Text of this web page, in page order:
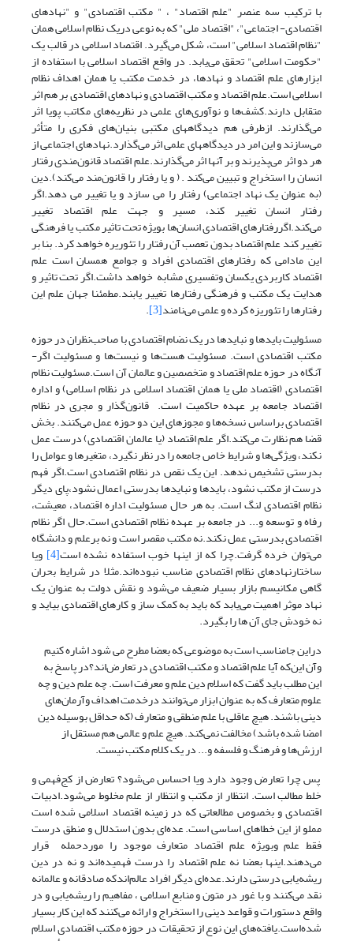
با ترکیب سه عنصر "علم اقتصاد" ، " مکتب اقتصادی" و "نهادهای
اقتصادی- اجتماعی"، "اقتصاد ملی" که به نوعی دریک نظام اسلامی همان
"نظام اقتصاد اسلامی" است، شکل می‌گیرد. اقتصاد اسلامی در قالب یک
"حکومت اسلامی" تحقق می‌یابد. در واقع اقتصاد اسلامی با استفاده از
ابزارهای علم اقتصاد و نهادها، در خدمت مکتب یا همان اهداف نظام
اسلامی است.علم اقتصاد و مکتب اقتصادی و نهادهای اقتصادی بر هم اثر
متقابل دارند.کشف‌ها و نوآوری‌های علمی در نظریه‌های مکاتب پویا اثر
می‌گذارند. ازطرفی هم دیدگاههای مکتبی بنیان‌های فکری را متأثر
می‌سازند و این امر در دیدگاههای علمی اثر می‌گذارد.نهادهای اجتماعی از
هر دو اثر می‌پذیرند و بر آنها اثر می‌گذارند.علم اقتصاد قانون‌مندی رفتار
انسان را استخراج و تبیین می‌کند . ( و یا رفتار را قانون‌مند می‌کند).دین
(‌به عنوان یک نهاد اجتماعی) رفتار را می سازد و یا تغییر می دهد.اگر
رفتار انسان تغییر کند، مسیر و جهت علم اقتصاد تغییر
می‌کند.اگررفتارهای اقتصادی انسان‌ها بویژه تحت تاثیر مکتب یا فرهنگی
تغییر کند علم اقتصاد بدون تعصب آن رفتار را تئوریره خواهد کرد. بنا بر
این مادامی که رفتارهای اقتصادی افراد و جوامع همسان است علم
اقتصاد کاربردی یکسان وتفسیری مشابه خواهد داشت.اگر تحت تاثیر و
هدایت یک مکتب و فرهنگی رفتارها تغییر یابند.مطمئنا جهان علم این
رفتارها را تئوریزه کرده و علمی می‌نامند[3]
.
مسئولیت بایدها و نبایدها در یک نضام اقتصادی با صاحب‌نظران در حوزه
مکتب اقتصادی است. مسئولیت هست‌ها و نیست‌ها و مسئولیت اگر-
آنگاه در حوزه علم اقتصاد و متخصصین و عالمان آن است.مسئولیت نظام
اقتصادی (اقتصاد ملی یا همان اقتصاد اسلامی در نظام اسلامی) و اداره
اقتصاد جامعه بر عهده حاکمیت است. قانون‌گذار و مجری در نظام
اقتصادی براساس نسخه‌ها و مجوزهای این دو حوزه عمل می‌کنند. بخش
قضا هم نظارت می‌کند.اگر علم اقتصاد (یا عالمان اقتصادی) درست عمل
نکند، ویژگی‌ها و شرایط خاص جامعه را در نظر نگیرد، متغیرها و عوامل را
بدرستی تشخیص ندهد. این یک نقص در نظام اقتصادی است.اگر فهم
درست از مکتب نشود، بایدها و نبایدها بدرستی اعمال نشود،پای دیگر
نظام اقتصادی لنگ است. به هر حال مسئولیت اداره اقتصاد، معیشت،
رفاه و توسعه و... در جامعه بر عهده نظام اقتصادی است.حال اگر نظام
اقتصادی بدرستی عمل نکند.نه مکتب مقصر است و نه برعلم و دانشگاه
می‌توان خرده گرفت.چرا که از اینها خوب استفاده نشده است[4] ویا
ساختارنهادهای نظام اقتصادی مناسب نبوده‌اند.مثلا در شرایط بحران
گاهی مکانیسم بازار بسیار ضعیف می‌شود و نقش دولت به عنوان یک
نهاد موثر اهمیت می‌یابد که باید به کمک ساز و کارهای اقتصادی بیاید و
نه خودش جای آن ها را بگیرد.
دراین جامناسب است به موضوعی که بعضا مطرح می شود اشاره کنیم
وآن این‌که آیا علم اقتصاد و مکتب اقتصادی در تعارض‌اند؟در پاسخ به
این مطلب باید گفت که اسلام دین علم و معرفت است. چه علم دین و چه
علوم متعارف که به عنوان ابزار می‌توانند درخدمت اهداف وآرمان‌های
دینی باشند. هیچ عاقلی با علم منطقی و متعارف (که حداقل بوسیله دین
امضا شده باشد) مخالفت نمی‌کند. هیچ علم و عالمی هم مستقل از
ارزش‌ها و فرهنگ و فلسفه و... در یک کلام مکتب نیست.
پس چرا تعارض وجود دارد ویا احساس می‌شود؟ تعارض از کج‌فهمی و
خلط مطالب است. انتظار از مکتب و انتظار از علم مخلوط می‌شود.ادبیات
اقتصادی و بخصوص مطالعاتی که در زمینه اقتصاد اسلامی شده است
مملو از این خطاهای اساسی است. عده‌ای بدون استدلال و منطق درست
فقط علم وبویژه علم اقتصاد متعارف موجود را موردحمله قرار
می‌‌دهند.اینها بعضا نه علم اقتصاد را درست فهمیده‌اند و نه در دین
ریشه‌یابی درستی دارند.عده‌ای دیگر افراد عالم‌اندکه صادقانه و عالمانه
نقد می‌کنند و با غور در متون و منابع اسلامی ، مفاهیم را ریشه‌یابی و در
واقع دستورات و قواعد دینی را استخراج و ارائه می‌کنند که این کار بسیار
شده‌است.یافته‌های این نوع از تحقیقات در حوزه مکتب اقتصادی اسلام